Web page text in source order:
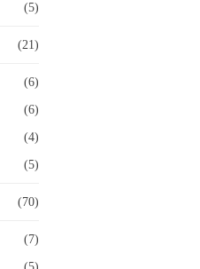
(5)
(21)
(6)
(6)
(4)
(5)
(70)
(7)